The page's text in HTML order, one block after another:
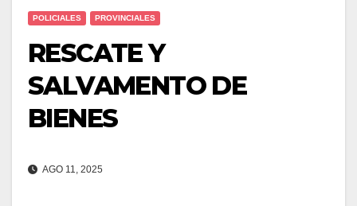
POLICIALES PROVINCIALES
RESCATE Y
SALVAMENTO DE
BIENES
AGO 11, 2025